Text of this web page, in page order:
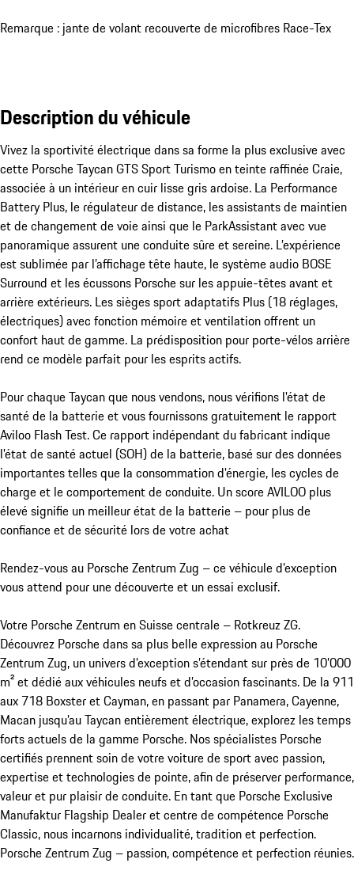
Remarque : jante de volant recouverte de microfibres Race-Tex
Description du véhicule
Vivez la sportivité électrique dans sa forme la plus exclusive avec
cette Porsche Taycan GTS Sport Turismo en teinte raffinée Craie,
associée à un intérieur en cuir lisse gris ardoise. La Performance
Battery Plus, le régulateur de distance, les assistants de maintien
et de changement de voie ainsi que le ParkAssistant avec vue
panoramique assurent une conduite sûre et sereine. L’expérience
est sublimée par l’affichage tête haute, le système audio BOSE
Surround et les écussons Porsche sur les appuie-têtes avant et
arrière extérieurs. Les sièges sport adaptatifs Plus (18 réglages,
électriques) avec fonction mémoire et ventilation offrent un
confort haut de gamme. La prédisposition pour porte-vélos arrière
rend ce modèle parfait pour les esprits actifs.
Pour chaque Taycan que nous vendons, nous vérifions l'état de
santé de la batterie et vous fournissons gratuitement le rapport
Aviloo Flash Test. Ce rapport indépendant du fabricant indique
l'état de santé actuel (SOH) de la batterie, basé sur des données
importantes telles que la consommation d'énergie, les cycles de
charge et le comportement de conduite. Un score AVILOO plus
élevé signifie un meilleur état de la batterie – pour plus de
confiance et de sécurité lors de votre achat
Rendez-vous au Porsche Zentrum Zug – ce véhicule d’exception
vous attend pour une découverte et un essai exclusif.
Votre Porsche Zentrum en Suisse centrale – Rotkreuz ZG.
Découvrez Porsche dans sa plus belle expression au Porsche
Zentrum Zug, un univers d’exception s’étendant sur près de 10’000
m² et dédié aux véhicules neufs et d’occasion fascinants. De la 911
aux 718 Boxster et Cayman, en passant par Panamera, Cayenne,
Macan jusqu’au Taycan entièrement électrique, explorez les temps
forts actuels de la gamme Porsche. Nos spécialistes Porsche
certifiés prennent soin de votre voiture de sport avec passion,
expertise et technologies de pointe, afin de préserver performance,
valeur et pur plaisir de conduite. En tant que Porsche Exclusive
Manufaktur Flagship Dealer et centre de compétence Porsche
Classic, nous incarnons individualité, tradition et perfection.
Porsche Zentrum Zug – passion, compétence et perfection réunies.